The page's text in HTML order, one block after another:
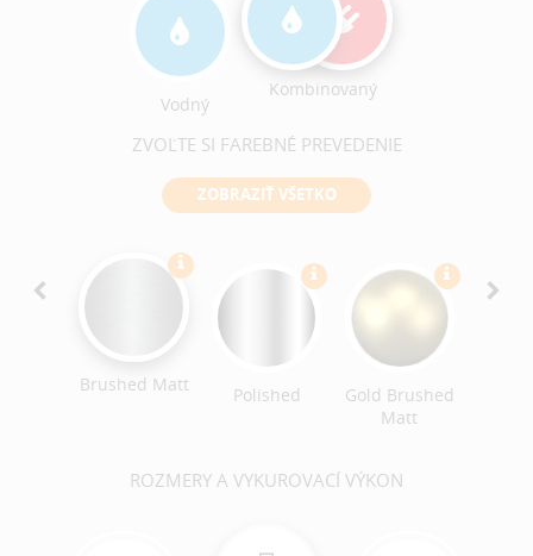
Vodný
Kombinovaný
ZVOĽTE SI FAREBNÉ PREVEDENIE
ZOBRAZIŤ VŠETKO
Brushed Matt Polished
Gold Brushed
Matt
ROZMERY A VYKUROVACÍ VÝKON